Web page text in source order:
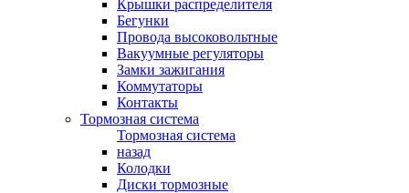
Крышки распределителя
Бегунки
Провода высоковольтные
Вакуумные регуляторы
Замки зажигания
Коммутаторы
Контакты
Тормозная система
Тормозная система
назад
Колодки
Диски тормозные